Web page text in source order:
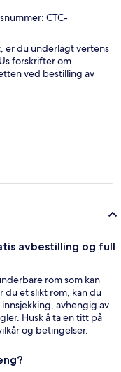
CTC-
er du underlagt vertens
forskrifter om
ved bestilling av
avbestilling og full
rom som kan
du et slikt rom, kan du
avhengig av
Husk å ta en titt på
og betingelser.